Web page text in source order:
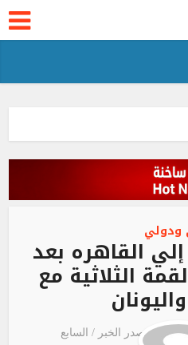
ودولي
القاهره بعد
الثلاثية مع
مصدر الخبر / السابع